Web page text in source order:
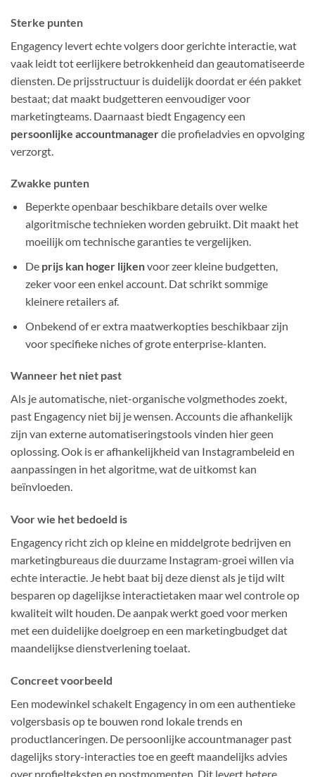
Sterke punten
Engagency levert echte volgers door gerichte interactie, wat
vaak leidt tot eerlijkere betrokkenheid dan geautomatiseerde
diensten. De prijsstructuur is duidelijk doordat er één pakket
bestaat; dat maakt budgetteren eenvoudiger voor
marketingteams. Daarnaast biedt Engagency een
persoonlijke accountmanagerdie profieladvies en opvolging
verzorgt.
Zwakke punten
Beperkte openbaar beschikbare details over welke
algoritmische technieken worden gebruikt. Dit maakt het
moeilijk om technische garanties te vergelijken.
De prijs kan hoger lijkenvoor zeer kleine budgetten,
zeker voor een enkel account. Dat schrikt sommige
kleinere retailers af.
Onbekend of er extra maatwerkopties beschikbaar zijn
voor specifieke niches of grote enterprise-klanten.
Wanneer het niet past
Als je automatische, niet-organische volgmethodes zoekt,
past Engagency niet bij je wensen. Accounts die afhankelijk
zijn van externe automatiseringstools vinden hier geen
oplossing. Ook is er afhankelijkheid van Instagrambeleid en
aanpassingen in het algoritme, wat de uitkomst kan
beïnvloeden.
Voor wie het bedoeld is
Engagency richt zich op kleine en middelgrote bedrijven en
marketingbureaus die duurzame Instagram-groei willen via
echte interactie. Je hebt baat bij deze dienst als je tijd wilt
besparen op dagelijkse interactietaken maar wel controle op
kwaliteit wilt houden. De aanpak werkt goed voor merken
met een duidelijke doelgroep en een marketingbudget dat
maandelijkse dienstverlening toelaat.
Concreet voorbeeld
Een modewinkel schakelt Engagency in om een authentieke
volgersbasis op te bouwen rond lokale trends en
productlanceringen. De persoonlijke accountmanager past
dagelijks story-interacties toe en geeft maandelijks advies
over profielteksten en postmomenten. Dit levert betere